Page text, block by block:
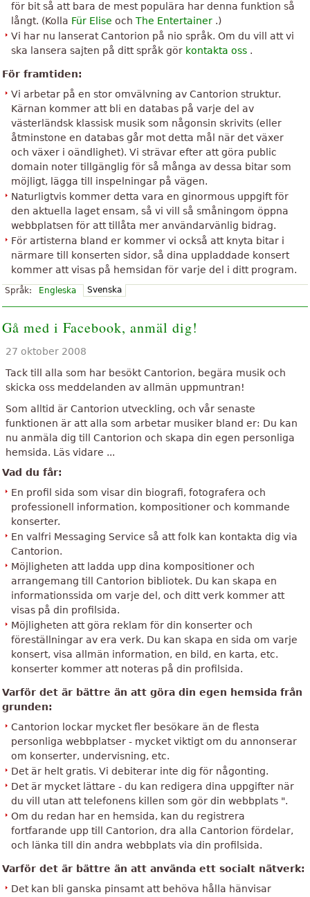
för bit så att bara de mest populära har denna funktion så
långt. (Kolla Für Elise och The Entertainer .)
Vi har nu lanserat Cantorion på nio språk. Om du vill att vi
ska lansera sajten på ditt språk gör kontakta oss .
För framtiden:
Vi arbetar på en stor omvälvning av Cantorion struktur.
Kärnan kommer att bli en databas på varje del av
västerländsk klassisk musik som någonsin skrivits (eller
åtminstone en databas går mot detta mål när det växer
och växer i oändlighet). Vi strävar efter att göra public
domain noter tillgänglig för så många av dessa bitar som
möjligt, lägga till inspelningar på vägen.
Naturligtvis kommer detta vara en ginormous uppgift för
den aktuella laget ensam, så vi vill så småningom öppna
webbplatsen för att tillåta mer användarvänlig bidrag.
För artisterna bland er kommer vi också att knyta bitar i
närmare till konserten sidor, så dina uppladdade konsert
kommer att visas på hemsidan för varje del i ditt program.
Språk: Engleska Svenska
Gå med i Facebook, anmäl dig!
27 oktober 2008
Tack till alla som har besökt Cantorion, begära musik och
skicka oss meddelanden av allmän uppmuntran!
Som alltid är Cantorion utveckling, och vår senaste
funktionen är att alla som arbetar musiker bland er: Du kan
nu anmäla dig till Cantorion och skapa din egen personliga
hemsida. Läs vidare ...
Vad du får:
En profil sida som visar din biografi, fotografera och
professionell information, kompositioner och kommande
konserter.
En valfri Messaging Service så att folk kan kontakta dig via
Cantorion.
Möjligheten att ladda upp dina kompositioner och
arrangemang till Cantorion bibliotek. Du kan skapa en
informationssida om varje del, och ditt verk kommer att
visas på din profilsida.
Möjligheten att göra reklam för din konserter och
föreställningar av era verk. Du kan skapa en sida om varje
konsert, visa allmän information, en bild, en karta, etc.
konserter kommer att noteras på din profilsida.
Varför det är bättre än att göra din egen hemsida från
grunden:
Cantorion lockar mycket fler besökare än de flesta
personliga webbplatser - mycket viktigt om du annonserar
om konserter, undervisning, etc.
Det är helt gratis. Vi debiterar inte dig för någonting.
Det är mycket lättare - du kan redigera dina uppgifter när
du vill utan att telefonens killen som gör din webbplats ".
Om du redan har en hemsida, kan du registrera
fortfarande upp till Cantorion, dra alla Cantorion fördelar,
och länka till din andra webbplats via din profilsida.
Varför det är bättre än att använda ett socialt nätverk:
Det kan bli ganska pinsamt att behöva hålla hänvisar